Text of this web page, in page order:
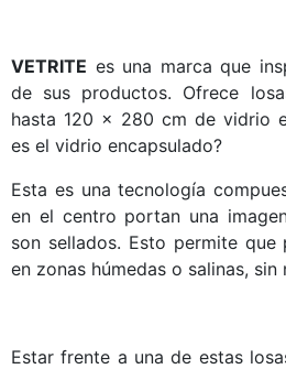
VETRITE es una marca que
de sus productos. Ofrece
hasta 120 x 280 cm de vidrio
es el vidrio encapsulado?
Esta es una tecnología
en el centro portan una
son sellados. Esto permite
en zonas húmedas o salinas,
Estar frente a una de estas